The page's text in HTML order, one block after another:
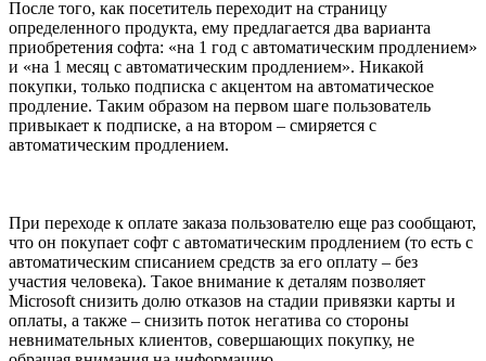
После того, как посетитель переходит на страницу
определенного продукта, ему предлагается два варианта
приобретения софта: «на 1 год с автоматическим продлением»
и «на 1 месяц с автоматическим продлением». Никакой
покупки, только подписка с акцентом на автоматическое
продление. Таким образом на первом шаге пользователь
привыкает к подписке, а на втором – смиряется с
автоматическим продлением.
При переходе к оплате заказа пользователю еще раз сообщают,
что он покупает софт с автоматическим продлением (то есть с
автоматическим списанием средств за его оплату – без
участия человека). Такое внимание к деталям позволяет
Microsoft снизить долю отказов на стадии привязки карты и
оплаты, а также – снизить поток негатива со стороны
невнимательных клиентов, совершающих покупку, не